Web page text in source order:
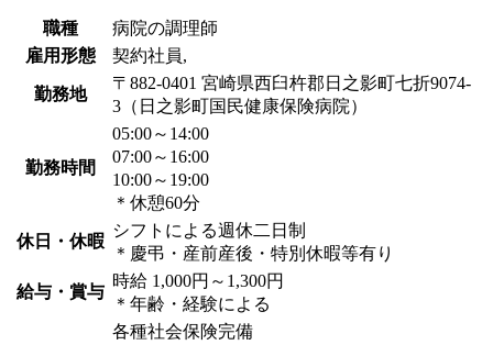
職種
病院の調理師
雇用形態
契約社員,
勤務地
〒882-0401 宮崎県西臼杵郡日之影町七折9074-
3（日之影町国民健康保険病院）
勤務時間
05:00～14:00
07:00～16:00
10:00～19:00
＊休憩60分
休日・休暇
シフトによる週休二日制
＊慶弔・産前産後・特別休暇等有り
給与・賞与
時給 1,000円～1,300円
＊年齢・経験による
各種社会保険完備